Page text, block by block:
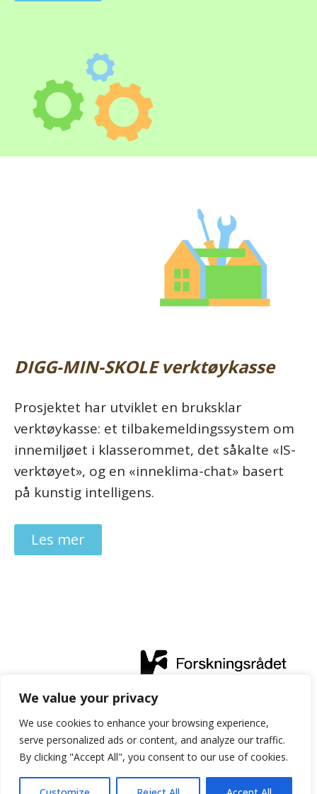
We value your privacy
We use cookies to enhance your browsing experience,
serve personalized ads or content, and analyze our traffic.
By clicking "Accept All", you consent to our use of cookies.
DIGG-MIN-SKOLEverktøykasse
Prosjektet har utviklet en bruksklar
verktøykasse: et tilbakemeldingssystem om
innemiljøet i klasserommet, det såkalte «IS-
verktøyet», og en «inneklima-chat» basert
på kunstig intelligens.
Les mer
Prosjektet får finansiell støtte fra Forskningsrådet gjennom
programmet IKTPLUSS.